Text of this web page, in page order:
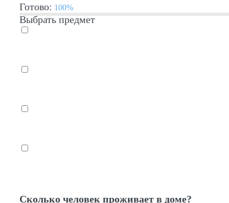
Готово: 100%
Выбрать предмет
Сколько человек проживает в доме?